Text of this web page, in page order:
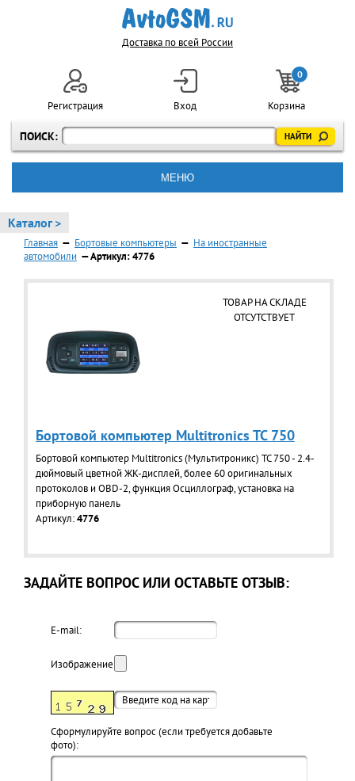
Доставка по всей России
ПОИСК:
Регистрация Вход
0
Корзина
МЕНЮ
Каталог >
Главная — Бортовые компьютеры — На иностранные
автомобили — Артикул: 4776
ТОВАР НА СКЛАДЕ
ОТСУТСТВУЕТ
Бортовой компьютер Multitronics TC 750
Бортовой компьютер Multitronics (Мультитроникс) TC 750 - 2.4-
дюймовый цветной ЖК-дисплей, более 60 оригинальных
протоколов и OBD-2, функция Осциллограф, установка на
приборную панель
Артикул:4776
ЗАДАЙТЕ ВОПРОС ИЛИ ОСТАВЬТЕ ОТЗЫВ:
E-mail:
Изображение:
Cформулируйте вопрос (если требуется добавьте
фото):